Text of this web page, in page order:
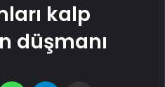
kalp
düşmanı
WhatsApp